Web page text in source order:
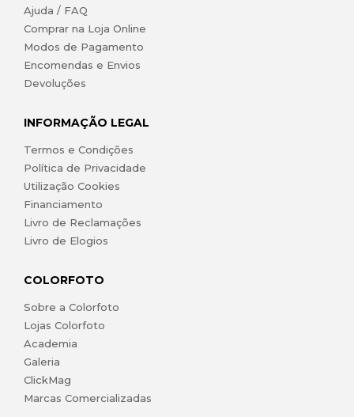
Ajuda / FAQ
Comprar na Loja Online
Modos de Pagamento
Encomendas e Envios
Devoluções
INFORMAÇÃO LEGAL
Termos e Condições
Política de Privacidade
Utilização Cookies
Financiamento
Livro de Reclamações
Livro de Elogios
COLORFOTO
Sobre a Colorfoto
Lojas Colorfoto
Academia
Galeria
ClickMag
Marcas Comercializadas